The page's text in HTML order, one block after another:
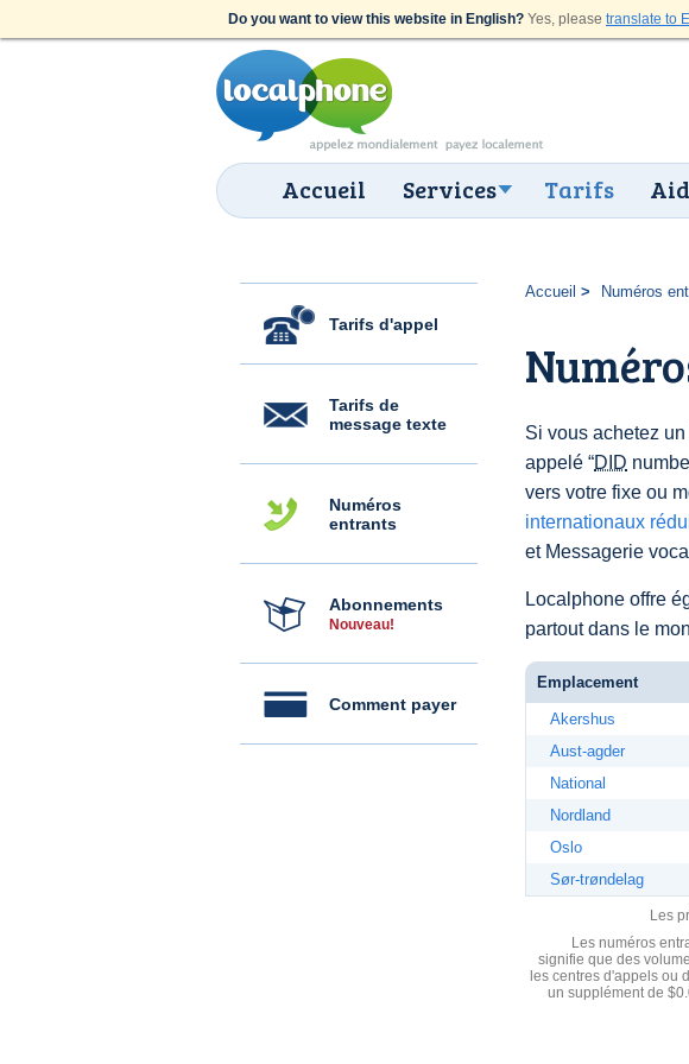
Do you want to view this website in English? Yes, please translate to
Accueil Services Tarifs
Tarifs d'appel
Tarifs de
message texte
Numéros
entrants
Abonnements
Nouveau!
Comment payer
Accueil Numéros
Si vous achetez
appelé “DID
vers votre fixe ou
internationaux
et Messagerie
Localphone offre
partout dans le
Emplacement
Akershus
Aust-agder
National
Nordland
Oslo
Sør-trøndelag
Les
Les numéros
signifie que des
les centres d'appels ou
un supplément de